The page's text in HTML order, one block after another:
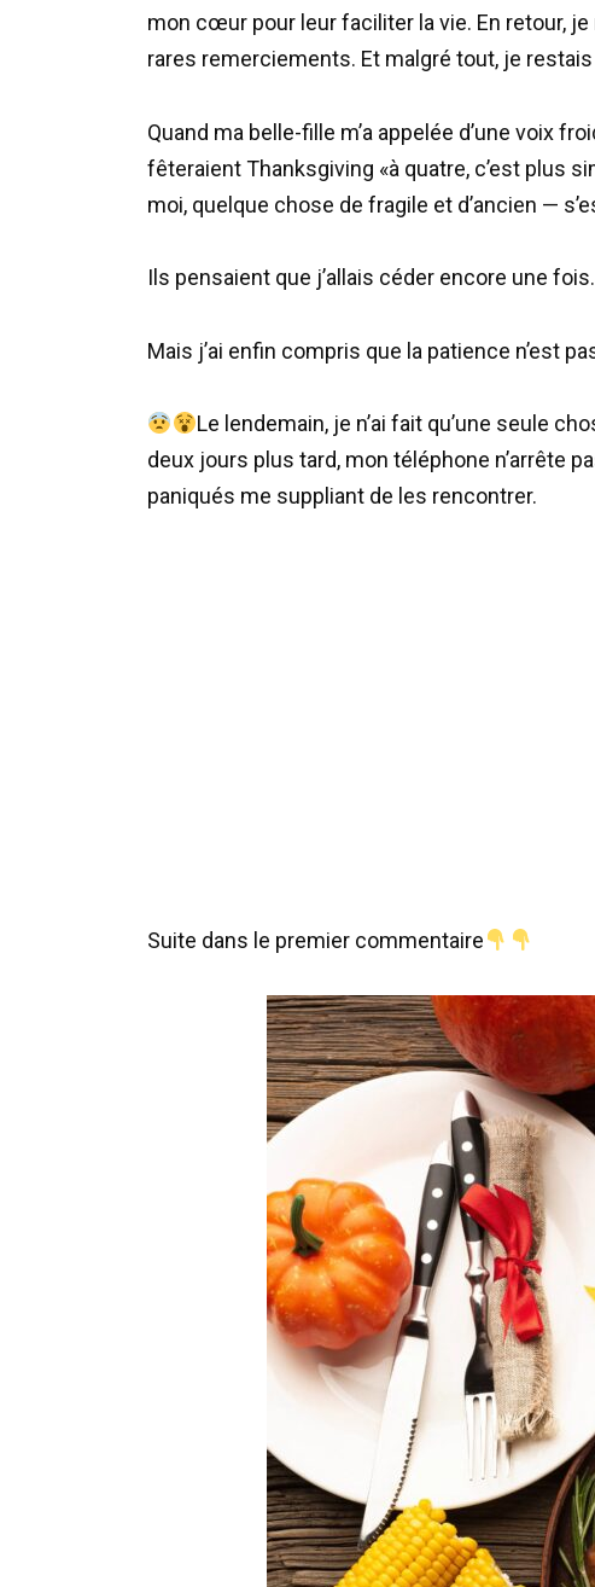
mon cœur pour leur faciliter la vie. En retour,
rares remerciements. Et malgré tout, je
Quand ma belle-fille m’a appelée d’une voix
fêteraient Thanksgiving «à quatre, c’est plus
moi, quelque chose de fragile et d’ancien —
Ils pensaient que j’allais céder encore une
Mais j’ai enfin compris que la patience n’est
Le lendemain, je n’ai fait qu’une seule
deux jours plus tard, mon téléphone n’arrête
paniqués me suppliant de les rencontrer.
Suite dans le premier commentaire